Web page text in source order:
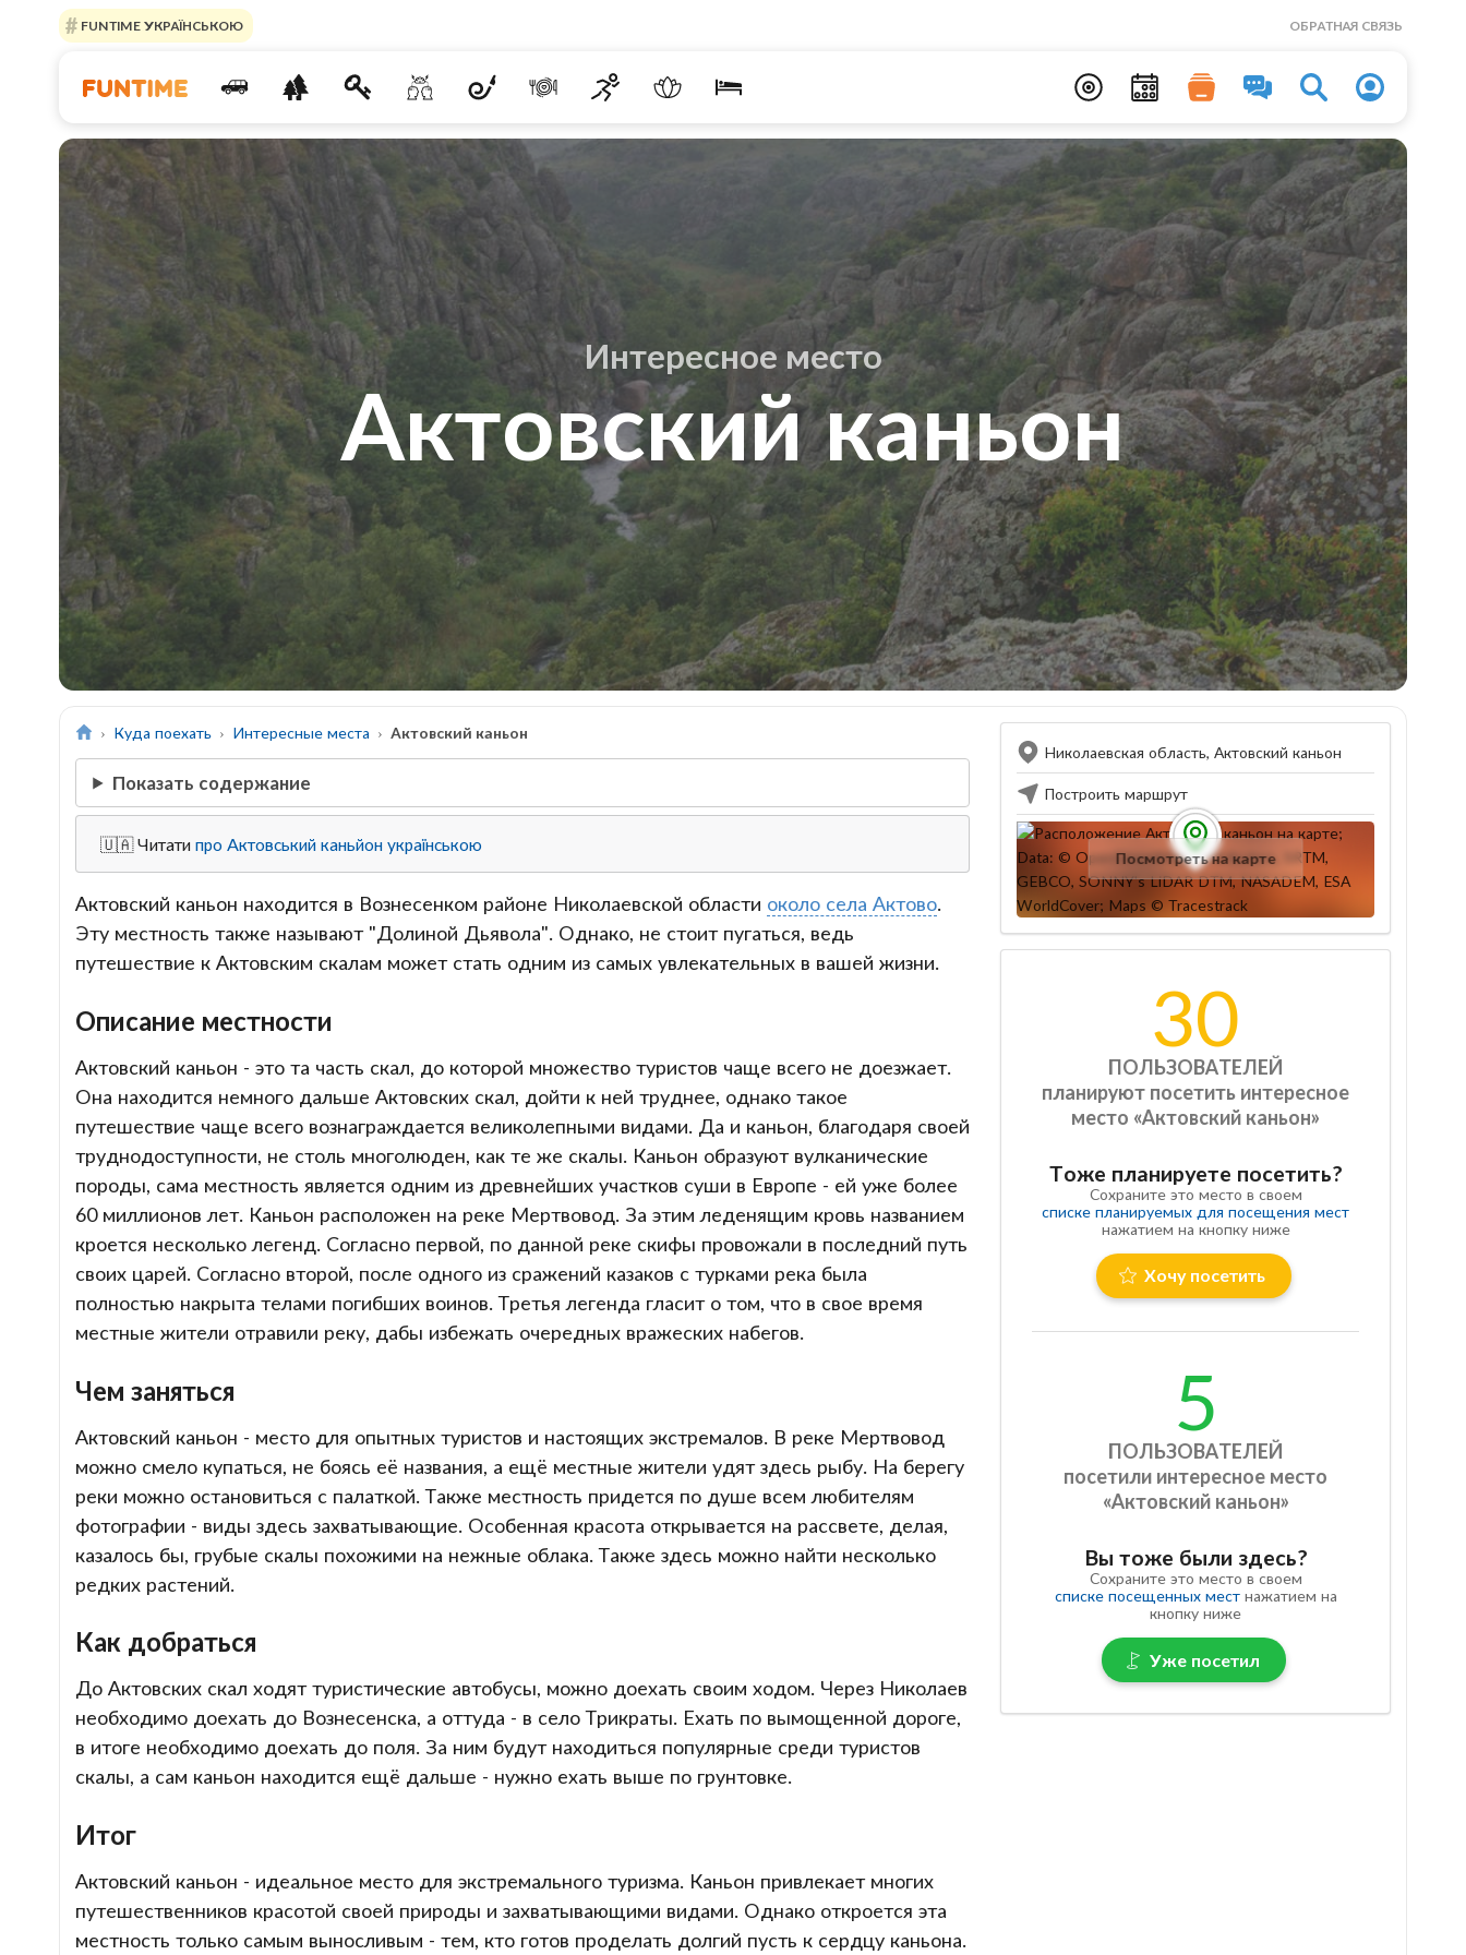
FUNTIME УКРАЇНСЬКОЮ ОБРАТНАЯ СВЯЗЬ
Интересное место
Актовский каньон
Куда поехать Интересные места Актовский каньон
Показать содержание
🇺🇦 Читати про Актовський каньйон українською
Актовский каньон находится в Вознесенком районе Николаевской области около села Актово.
Эту местность также называют "Долиной Дьявола". Однако, не стоит пугаться, ведь
путешествие к Актовским скалам может стать одним из самых увлекательных в вашей жизни.
Описание местности
Актовский каньон - это та часть скал, до которой множество туристов чаще всего не доезжает.
Она находится немного дальше Актовских скал, дойти к ней труднее, однако такое
путешествие чаще всего вознаграждается великолепными видами. Да и каньон, благодаря своей
труднодоступности, не столь многолюден, как те же скалы. Каньон образуют вулканические
породы, сама местность является одним из древнейших участков суши в Европе - ей уже более
60 миллионов лет. Каньон расположен на реке Мертвовод. За этим леденящим кровь названием
кроется несколько легенд. Согласно первой, по данной реке скифы провожали в последний путь
своих царей. Согласно второй, после одного из сражений казаков с турками река была
полностью накрыта телами погибших воинов. Третья легенда гласит о том, что в свое время
местные жители отравили реку, дабы избежать очередных вражеских набегов.
Чем заняться
Актовский каньон - место для опытных туристов и настоящих экстремалов. В реке Мертвовод
можно смело купаться, не боясь её названия, а ещё местные жители удят здесь рыбу. На берегу
реки можно остановиться с палаткой. Также местность придется по душе всем любителям
фотографии - виды здесь захватывающие. Особенная красота открывается на рассвете, делая,
казалось бы, грубые скалы похожими на нежные облака. Также здесь можно найти несколько
редких растений.
Как добраться
До Актовских скал ходят туристические автобусы, можно доехать своим ходом. Через Николаев
необходимо доехать до Вознесенска, а оттуда - в село Трикраты. Ехать по вымощенной дороге,
в итоге необходимо доехать до поля. За ним будут находиться популярные среди туристов
скалы, а сам каньон находится ещё дальше - нужно ехать выше по грунтовке.
Итог
Актовский каньон - идеальное место для экстремального туризма. Каньон привлекает многих
путешественников красотой своей природы и захватывающими видами. Однако откроется эта
местность только самым выносливым - тем, кто готов проделать долгий пусть к сердцу каньона.
Николаевская область, Актовский каньон
Построить маршрут
Посмотреть на карте
30
ПОЛЬЗОВАТЕЛЕЙ
планируют посетить интересное
место «Актовский каньон»
Тоже планируете посетить?
Сохраните это место в своем
списке планируемых для посещения мест
нажатием на кнопку ниже
Хочу посетить
5
ПОЛЬЗОВАТЕЛЕЙ
посетили интересное место
«Актовский каньон»
Вы тоже были здесь?
Сохраните это место в своем
списке посещенных местнажатием на
кнопку ниже
Уже посетил